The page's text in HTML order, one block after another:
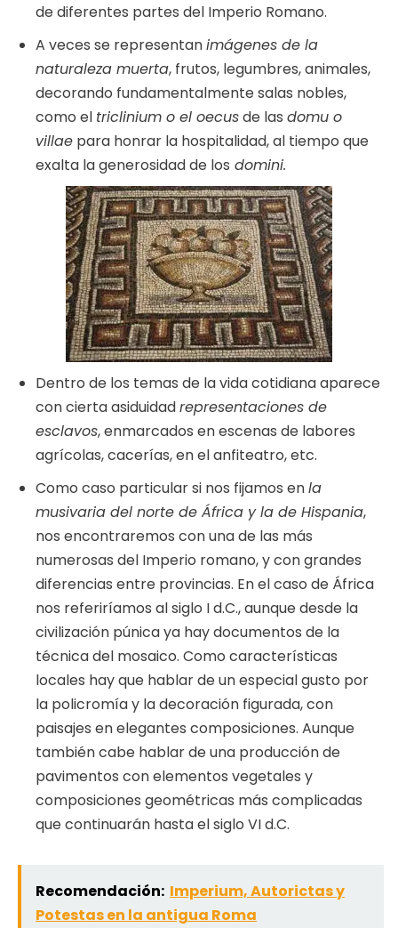
de diferentes partes del Imperio Romano.
A veces se representanimágenes de la
naturaleza muerta, frutos, legumbres, animales,
decorando fundamentalmente salas nobles,
como el triclinium o el oecusde las domu o
villae para honrar la hospitalidad, al tiempo que
exalta la generosidad de los domini.
Dentro de los temas de la vida cotidiana aparece
con cierta asiduidadrepresentaciones de
esclavos, enmarcados en escenas de labores
agrícolas, cacerías, en el anfiteatro, etc.
Como caso particular si nos fijamos enla
musivaria del norte de África y la de Hispania,
nos encontraremos con una de las más
numerosas del Imperio romano, y con grandes
diferencias entre provincias. En el caso de África
nos referiríamos al siglo I d.C., aunque desde la
civilización púnica ya hay documentos de la
técnica del mosaico. Como características
locales hay que hablar de un especial gusto por
la policromía y la decoración figurada, con
paisajes en elegantes composiciones. Aunque
también cabe hablar de una producción de
pavimentos con elementos vegetales y
composiciones geométricas más complicadas
que continuarán hasta el siglo VI d.C.
Recomendación: Imperium, Autorictas y
Potestas en la antigua Roma